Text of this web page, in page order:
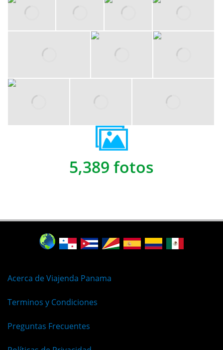
5,389 fotos
Acerca de Viajenda Panama
Terminos y Condiciones
Preguntas Frecuentes